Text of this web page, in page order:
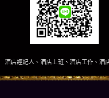
上班、酒店工作、酒店經紀公司、